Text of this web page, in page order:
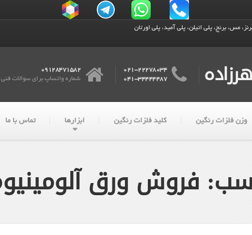
مس، برنج، پلی اتیلن، پلی آمید، پلی اورتان
021-22278034
041-34444487
09128471582
شماره واتساپ برای سوالات
وزن فلزات رنگین کلید فلزات رنگین ابزارها تماس با ما
فروش ورق